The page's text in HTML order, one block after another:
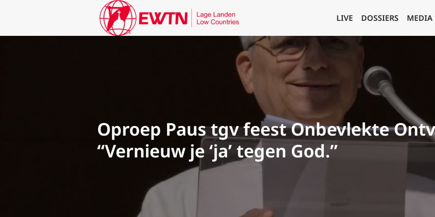
LIVE DOSSIERS MEDIA
Oproep Paus tgv feest Onbevlekte
“Vernieuw je ‘ja’ tegen God.”